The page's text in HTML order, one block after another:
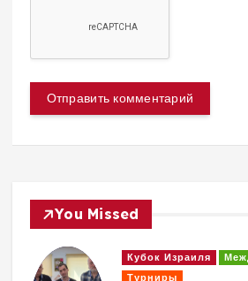
You Missed
Кубок Израиля
Турниры